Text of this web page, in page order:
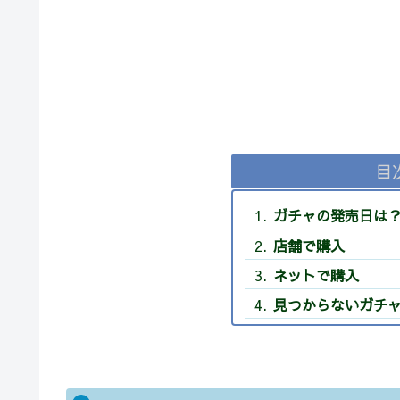
目
ガチャの発売日は？
店舗で購入
ネットで購入
見つからないガチ